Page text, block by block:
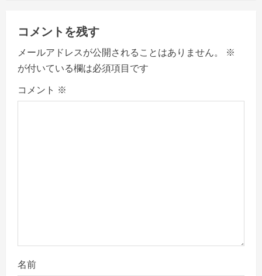
v
i
g
a
コメントを残す
メールアドレスが公開されることはありません。
※
が付いている欄は必須項目です
コメント ※
名前